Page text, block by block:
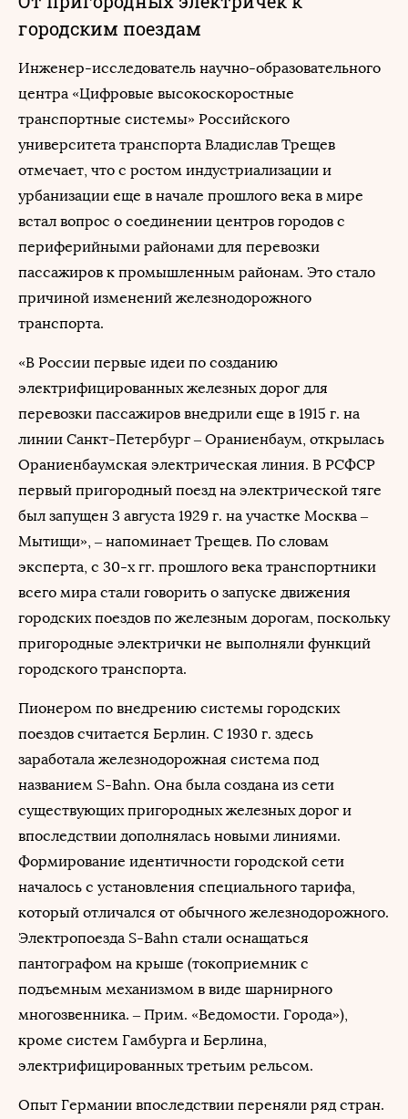
городским поездам
Инженер-исследователь научно-образовательного
центра «Цифровые высокоскоростные
транспортные системы» Российского
университета транспорта Владислав Трещев
отмечает, что с ростом индустриализации и
урбанизации еще в начале прошлого века в мире
встал вопрос о соединении центров городов с
периферийными районами для перевозки
пассажиров к промышленным районам. Это стало
причиной изменений железнодорожного
транспорта.
«В России первые идеи по созданию
электрифицированных железных дорог для
перевозки пассажиров внедрили еще в 1915 г. на
линии Санкт-Петербург – Ораниенбаум, открылась
Ораниенбаумская электрическая линия. В РСФСР
первый пригородный поезд на электрической тяге
был запущен 3 августа 1929 г. на участке Москва –
Мытищи», – напоминает Трещев. По словам
эксперта, с 30-х гг. прошлого века транспортники
всего мира стали говорить о запуске движения
городских поездов по железным дорогам, поскольку
пригородные электрички не выполняли функций
городского транспорта.
Пионером по внедрению системы городских
поездов считается Берлин. С 1930 г. здесь
заработала железнодорожная система под
названием S-Bahn. Она была создана из сети
существующих пригородных железных дорог и
впоследствии дополнялась новыми линиями.
Формирование идентичности городской сети
началось с установления специального тарифа,
который отличался от обычного железнодорожного.
Электропоезда S-Bahn стали оснащаться
пантографом на крыше (токоприемник с
подъемным механизмом в виде шарнирного
многозвенника. – Прим. «Ведомости. Города»),
кроме систем Гамбурга и Берлина,
электрифицированных третьим рельсом.
Опыт Германии впоследствии переняли ряд стран.